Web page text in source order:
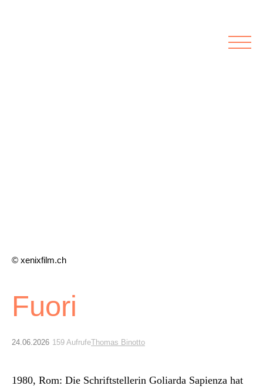
Archiv
Über uns
ePaper
aktuelle Ausgabe
© xenixfilm.ch
Fuori
24.06.2026 159 AufrufeThomas Binotto
1980, Rom: Die Schrift­stel­lerin Goliar­da Sapien­za hat